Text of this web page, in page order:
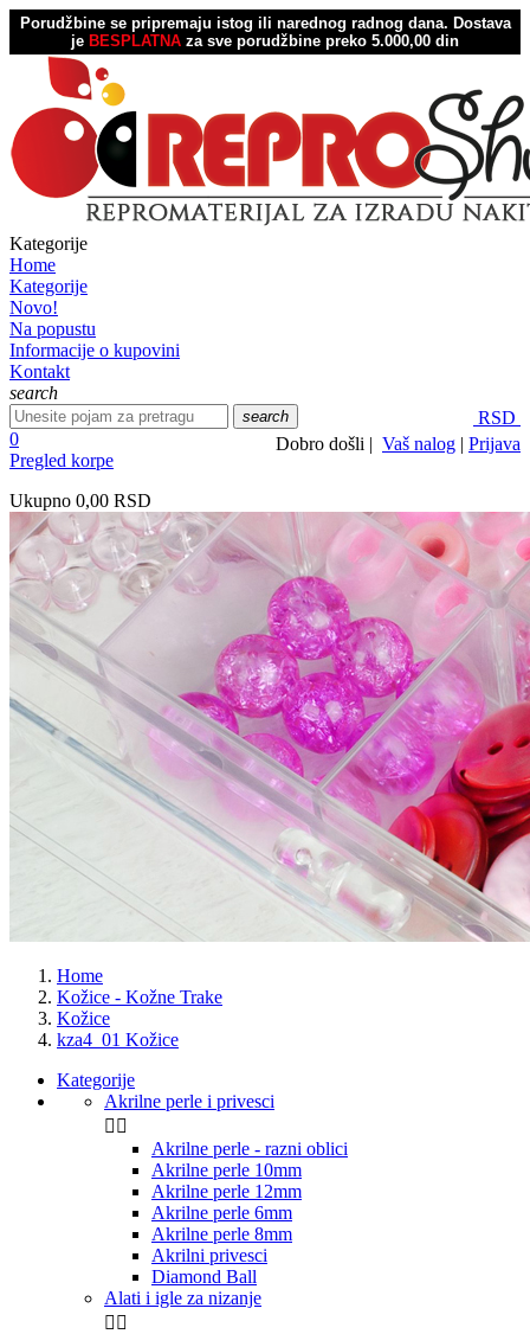
Porudžbine se pripremaju istog ili narednog radnog dana. Dostava
je BESPLATNA za sve porudžbine preko 5.000,00 din
Kategorije
Home
Kategorije
Novo!
Na popustu
Informacije o kupovini
Kontakt
RSD
Dobro došli | Vaš nalog | Prijava
search
search
0
Pregled korpe
Ukupno 0,00 RSD
Home
Kožice - Kožne Trake
Kožice
kza4_01 Kožice
Kategorije
Akrilne perle i privesci
 
Akrilne perle - razni oblici
Akrilne perle 10mm
Akrilne perle 12mm
Akrilne perle 6mm
Akrilne perle 8mm
Akrilni privesci
Diamond Ball
Alati i igle za nizanje
 